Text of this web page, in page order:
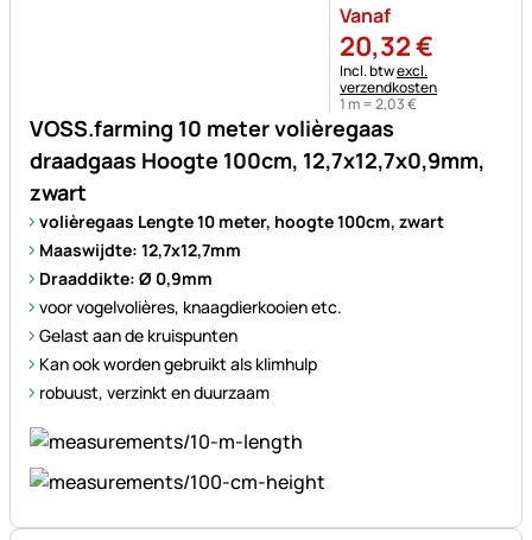
VOSS.farming 10 meter volièregaas
draadgaas Hoogte 100cm, 12,7x12,7x0,9mm,
zwart
volièregaas Lengte 10 meter, hoogte 100cm, zwart
Maaswijdte: 12,7x12,7mm
Draaddikte: Ø 0,9mm
voor vogelvolières, knaagdierkooien etc.
Gelast aan de kruispunten
Kan ook worden gebruikt als klimhulp
robuust, verzinkt en duurzaam
Vanaf
20,32€
Belastinginformatie:
Incl. btwexcl.
verzendkosten
1 m =2,03€